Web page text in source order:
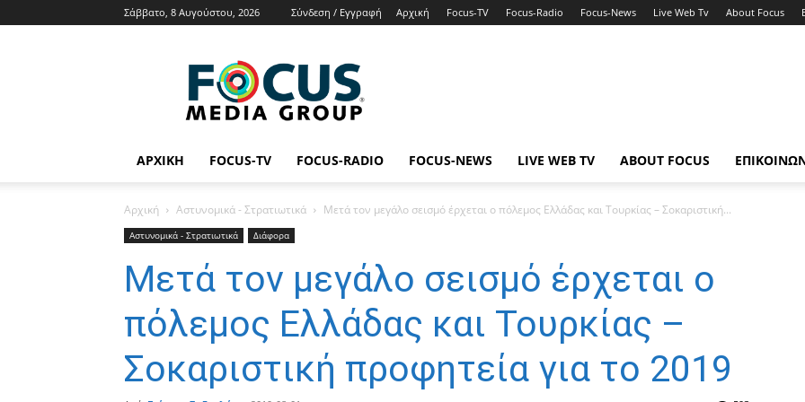
Σάββατο, 8 Αυγούστου, 2026 Σύνδεση / Εγγραφή Αρχική Focus-TV Focus-Radio Focus-News Live Web Tv About Focus
Focus
Media
Group
Tv
News
ΑΡΧΙΚΉ FOCUS-TV FOCUS-RADIO FOCUS-NEWS LIVE WEB TV ABOUT FOCUS
Αρχική Αστυνομικά - Στρατιωτικά Μετά τον μεγάλο σεισμό έρχεται ο πόλεμος Ελλάδας και Τουρκίας – Σοκαριστική...
Αστυνομικά - Στρατιωτικά Διάφορα
Μετά τον μεγάλο σεισμό έρχεται ο
πόλεμος Ελλάδας και Τουρκίας –
Σοκαριστική προφητεία για το 2019